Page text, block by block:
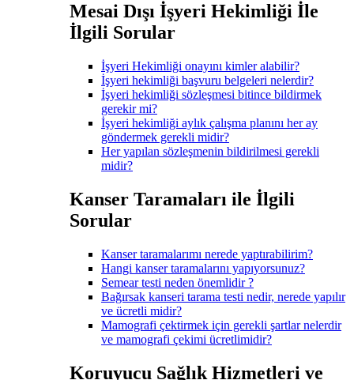
Mesai Dışı İşyeri Hekimliği İle
İlgili Sorular
İşyeri Hekimliği onayını kimler alabilir?
İşyeri hekimliği başvuru belgeleri nelerdir?
İşyeri hekimliği sözleşmesi bitince bildirmek
gerekir mi?
İşyeri hekimliği aylık çalışma planını her ay
göndermek gerekli midir?
Her yapılan sözleşmenin bildirilmesi gerekli
midir?
Kanser Taramaları ile İlgili
Sorular
Kanser taramalarımı nerede yaptırabilirim?
Hangi kanser taramalarını yapıyorsunuz?
Semear testi neden önemlidir ?
Bağırsak kanseri tarama testi nedir, nerede yapılır
ve ücretli midir?
Mamografi çektirmek için gerekli şartlar nelerdir
ve mamografi çekimi ücretlimidir?
Koruyucu Sağlık Hizmetleri ve